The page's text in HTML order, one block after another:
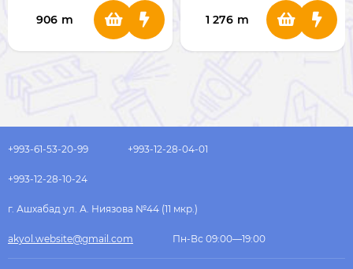
906 m 1 276 m
+993-61-53-20-99 +993-12-28-04-01
+993-12-28-10-24
г. Ашхабад ул. А. Ниязова №44 (11 мкр.)
akyol.website@gmail.com Пн-Вс 09:00—19:00